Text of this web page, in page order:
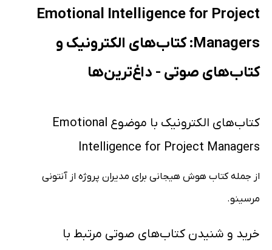
Emotional Intelligence for Project
Managers: کتاب‌های الکترونیک و
کتاب‌های صوتی - داغ‌ترین‌ها
کتاب‌های الکترونیک با موضوع Emotional
Intelligence for Project Managers
از جمله کتاب هوش هیجانی برای مدیران پروژه از آنتونی
مرسینو.
خرید و شنیدن کتاب‌های صوتی مرتبط با